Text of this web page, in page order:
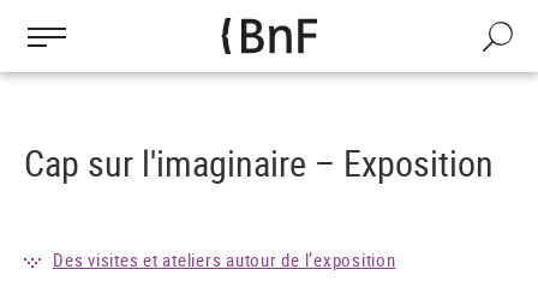
contenu
Recherche
Cap sur l'imaginaire – Exposition
Des visites et ateliers autour de l’exposition